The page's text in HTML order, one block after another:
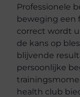
Professionele
beweging een
correct wordt
de kans op
blijvende
persoonlijke
health club